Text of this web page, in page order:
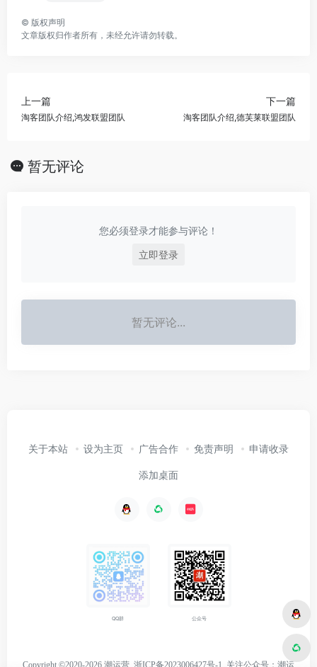
© 版权声明
文章版权归作者所有，未经允许请勿转载。
上一篇
淘客团队介绍,鸿发联盟团队
下一篇
淘客团队介绍,德芙莱联盟团队
暂无评论
您必须登录才能参与评论！
立即登录
暂无评论...
关于本站 设为主页 广告合作 免责声明 申请收录
添加桌面
QQ群 公众号
Copyright ©2020-2026 潮运营 浙ICP备2023006427号-1 关注公众号：潮运